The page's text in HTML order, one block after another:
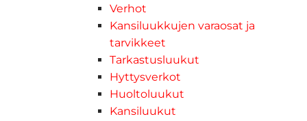
Verhot
Kansiluukkujen varaosat ja
tarvikkeet
Tarkastusluukut
Hyttysverkot
Huoltoluukut
Kansiluukut